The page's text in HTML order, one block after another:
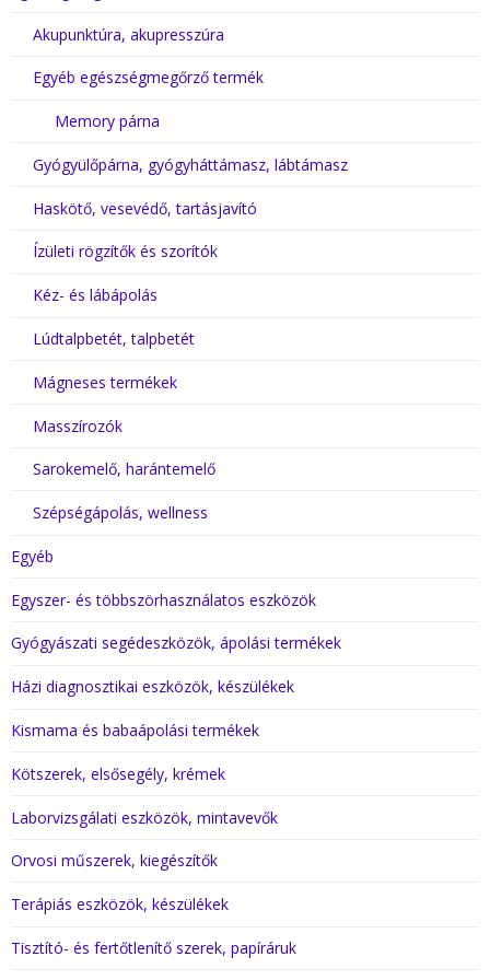
Akupunktúra, akupresszúra
Egyéb egészségmegőrző termék
Memory párna
Gyógyülőpárna, gyógyháttámasz, lábtámasz
Haskötő, vesevédő, tartásjavító
Ízületi rögzítők és szorítók
Kéz- és lábápolás
Lúdtalpbetét, talpbetét
Mágneses termékek
Masszírozók
Sarokemelő, harántemelő
Szépségápolás, wellness
Egyéb
Egyszer- és többszörhasználatos eszközök
Gyógyászati segédeszközök, ápolási termékek
Házi diagnosztikai eszközök, készülékek
Kismama és babaápolási termékek
Kötszerek, elsősegély, krémek
Laborvizsgálati eszközök, mintavevők
Orvosi műszerek, kiegészítők
Terápiás eszközök, készülékek
Tisztító- és fertőtlenítő szerek, papíráruk